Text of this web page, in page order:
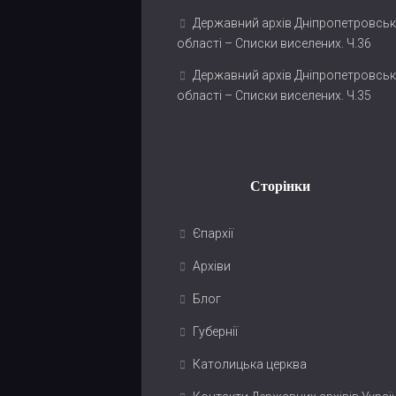
Державний архів
області – Списки виселених. Ч.36
Державний архів
області – Списки виселених. Ч.35
Сторінки
Єпархії
Архіви
Блог
Губернії
Католицька церква